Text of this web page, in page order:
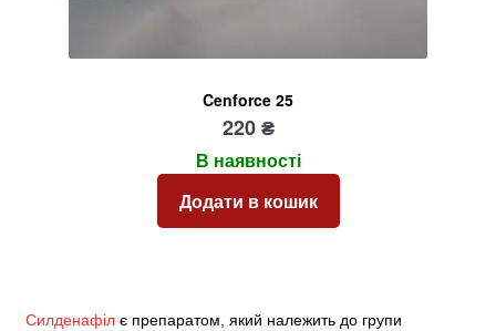
Cenforce 25
220₴
В наявності
Додати в кошик
Силденафілє препаратом, який належить до групи